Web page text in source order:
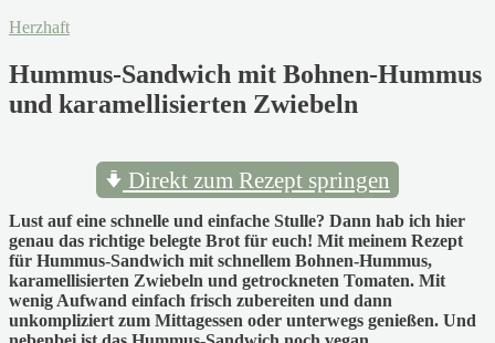
Herzhaft
Hummus-Sandwich mit Bohnen-Hummus
und karamellisierten Zwiebeln
Direkt zum Rezept springen
Lust auf eine schnelle und einfache Stulle? Dann hab ich hier
genau das richtige belegte Brot für euch! Mit meinem Rezept
für Hummus-Sandwich mit schnellem Bohnen-Hummus,
karamellisierten Zwiebeln und getrockneten Tomaten. Mit
wenig Aufwand einfach frisch zubereiten und dann
unkompliziert zum Mittagessen oder unterwegs genießen. Und